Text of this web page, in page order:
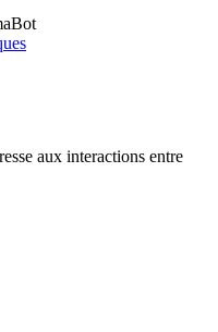
aux interactions entre